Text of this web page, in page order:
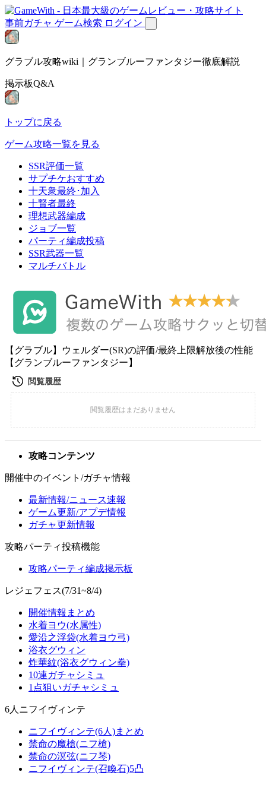
事前ガチャ ゲーム検索 ログイン
グラブル攻略wiki｜グランブルーファンタジー徹底解説
掲示板Q&A
トップに戻る
ゲーム攻略一覧を見る
SSR評価一覧
サプチケおすすめ
十天衆最終･加入
十賢者最終
理想武器編成
ジョブ一覧
パーティ編成投稿
SSR武器一覧
マルチバトル
【グラブル】ウェルダー(SR)の評価/最終上限解放後の性能
【グランブルーファンタジー】
攻略コンテンツ
開催中のイベント/ガチャ情報
最新情報/ニュース速報
ゲーム更新/アプデ情報
ガチャ更新情報
攻略パーティ投稿機能
攻略パーティ編成掲示板
レジェフェス(7/31~8/4)
開催情報まとめ
水着ヨウ(水属性)
愛沿之浮袋(水着ヨウ弓)
浴衣グウィン
炸華紋(浴衣グウィン拳)
10連ガチャシミュ
1点狙いガチャシミュ
6人ニフイヴィンテ
ニフイヴィンテ(6人)まとめ
禁命の魔槍(ニフ槍)
禁命の溟弦(ニフ琴)
ニフイヴィンテ(召喚石)5凸